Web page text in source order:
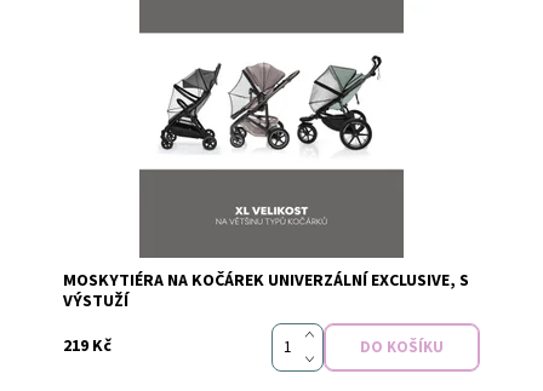
Skladem
Značka: PETITE&MARS
MOSKYTIÉRA NA KOČÁREK UNIVERZÁLNÍ EXCLUSIVE, S
VÝSTUŽÍ
219 Kč